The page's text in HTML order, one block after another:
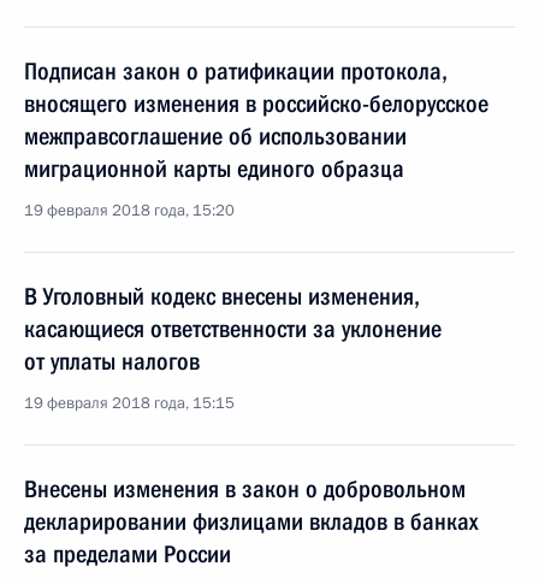
Подписан закон о ратификации протокола,
вносящего изменения в российско-белорусское
межправсоглашение об использовании
миграционной карты единого образца
19 февраля 2018 года, 15:20
В Уголовный кодекс внесены изменения,
касающиеся ответственности за уклонение
от уплаты налогов
19 февраля 2018 года, 15:15
Внесены изменения в закон о добровольном
декларировании физлицами вкладов в банках
за пределами России